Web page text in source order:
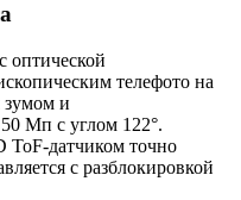
телефото на
и
Мп с углом 122°.
ToF-датчиком точно
с разблокировкой